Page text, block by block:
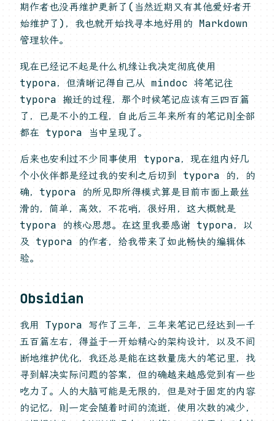
期作者也没再维护更新了(当然近期又有其他爱好者开
始维护了)，我也就开始找寻本地好用的 Markdown
管理软件。
现在已经记不起是什么机缘让我决定彻底使用
typora，但清晰记得自己从 mindoc 将笔记往
typora 搬迁的过程，那个时候笔记应该有三四百篇
了，已是不小的工程，自此后三年来所有的笔记则全部
都在 typora 当中呈现了。
后来也安利过不少同事使用 typora，现在组内好几
个小伙伴都是经过我的安利之后切到 typora 的，的
确，typora 的所见即所得模式算是目前市面上最丝
滑的，简单，高效，不花哨，很好用，这大概就是
typora 的核心思想。在这里我要感谢 typora，以
及 typora 的作者，给我带来了如此畅快的编辑体
验。
Obsidian
我用 Typora 写作了三年，三年来笔记已经达到一千
五百篇左右，得益于一开始精心的架构设计，以及不间
断地维护优化，我还总是能在这数量庞大的笔记里，找
寻到解决实际问题的答案，但的确越来越感觉到有一些
吃力了。人的大脑可能是无限的，但是对于固定的内容
的记忆，则一定会随着时间的流逝，使用次数的减少，